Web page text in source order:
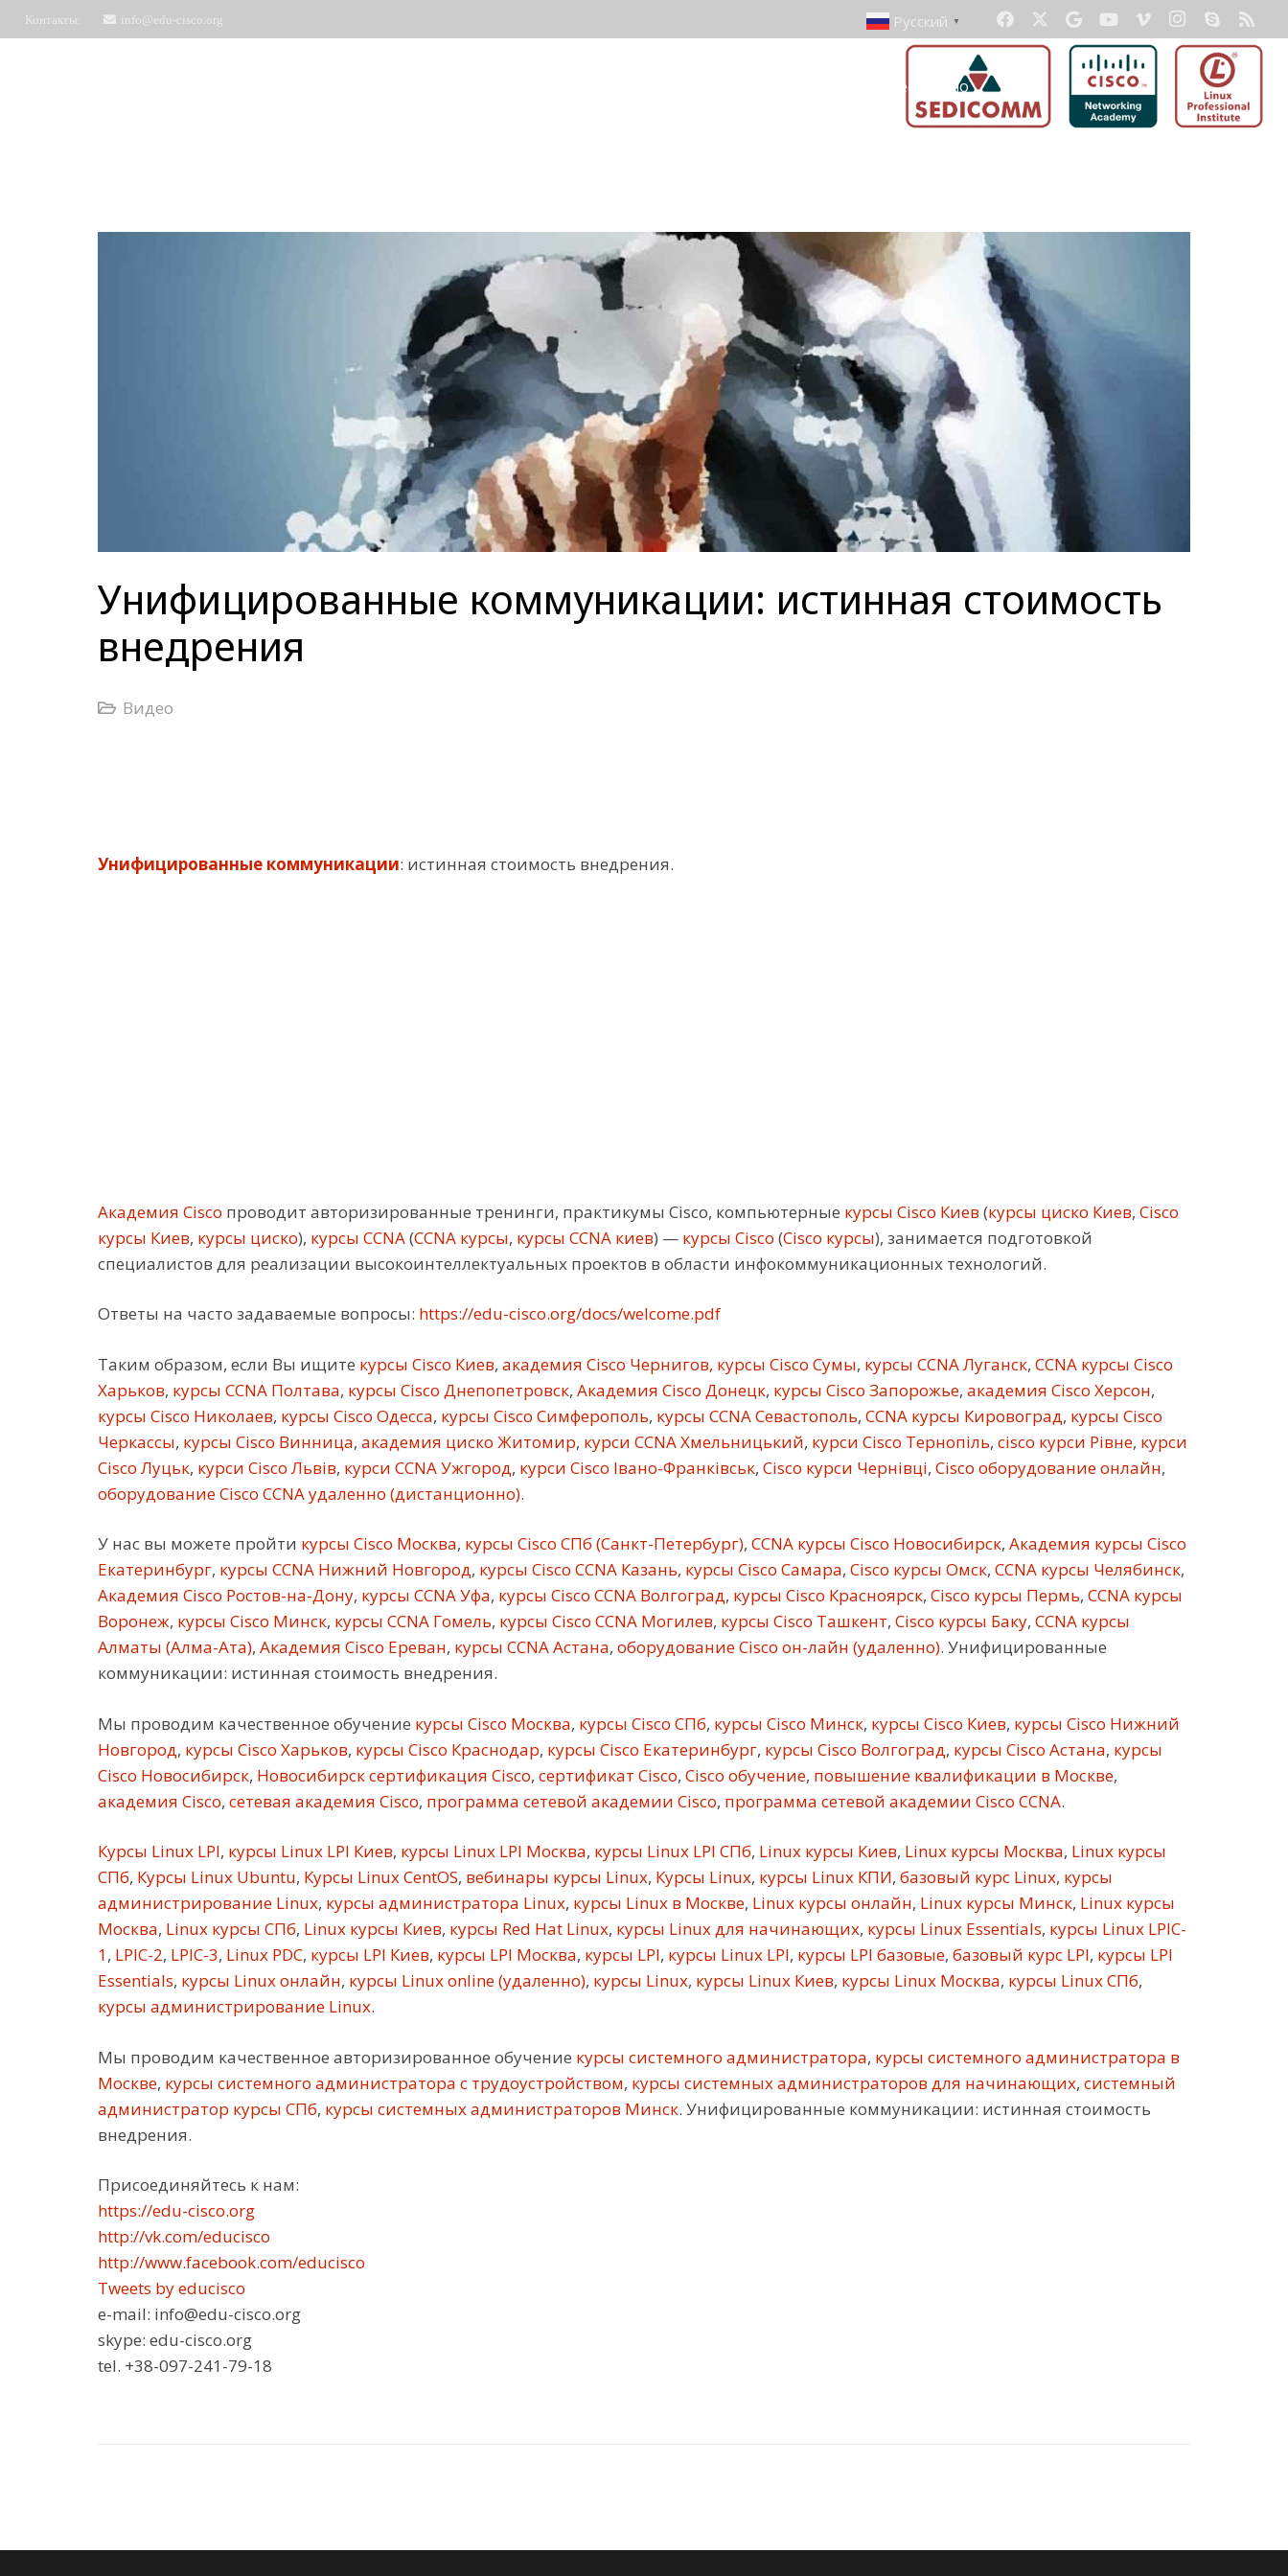
Контакты: info@edu-cisco.org Русский ▼
Попробовать бесплатно
Унифицированные коммуникации: истинная стоимость
внедрения
Видео
Унифицированные коммуникации: истинная стоимость внедрения.
Академия Cisco проводит авторизированные тренинги, практикумы Cisco, компьютерные курсы Cisco Киев (курсы циско Киев, Cisco
курсы Киев, курсы циско), курсы CCNA(CCNA курсы, курсы CCNA киев) — курсы Cisco (Cisco курсы), занимается подготовкой
специалистов для реализации высокоинтеллектуальных проектов в области инфокоммуникационных технологий.
Ответы на часто задаваемые вопросы: https://edu-cisco.org/docs/welcome.pdf
Таким образом, если Вы ищите курсы Cisco Киев, академия Cisco Чернигов, курсы Cisco Сумы, курсы CCNA Луганск, CCNA курсы Cisco
Харьков, курсы CCNA Полтава, курсы Cisco Днепопетровск, Академия Cisco Донецк, курсы Cisco Запорожье, академия Cisco Херсон,
курсы Cisco Николаев, курсы Cisco Одесса, курсы Cisco Симферополь, курсы CCNA Севастополь, CCNA курсы Кировоград, курсы Cisco
Черкассы, курсы Cisco Винница, академия циско Житомир, курси CCNA Хмельницький, курси Cisco Тернопіль, cisco курси Рівне, курси
Cisco Луцьк, курси Cisco Львів, курси CCNA Ужгород, курси Cisco Івано-Франківськ, Cisco курси Чернівці, Cisco оборудование онлайн,
оборудование Cisco CCNA удаленно (дистанционно).
У нас вы можете пройти курсы Cisco Москва, курсы Cisco СПб (Санкт-Петербург), CCNA курсы Cisco Новосибирск, Академия курсы Cisco
Екатеринбург, курсы CCNA Нижний Новгород, курсы Cisco CCNA Казань, курсы Cisco Самара, Cisco курсы Омск, CCNA курсы Челябинск,
Академия Cisco Ростов-на-Дону, курсы CCNA Уфа, курсы Cisco CCNA Волгоград, курсы Cisco Красноярск, Cisco курсы Пермь, CCNA курсы
Воронеж, курсы Cisco Минск, курсы CCNA Гомель, курсы Cisco CCNA Могилев, курсы Cisco Ташкент, Cisco курсы Баку, CCNA курсы
Алматы (Алма-Ата), Академия Cisco Ереван, курсы CCNA Астана, оборудование Cisco он-лайн (удаленно). Унифицированные
коммуникации: истинная стоимость внедрения.
Мы проводим качественное обучение курсы Cisco Москва, курсы Cisco СПб, курсы Cisco Минск, курсы Cisco Киев, курсы Cisco Нижний
Новгород, курсы Cisco Харьков, курсы Cisco Краснодар, курсы Cisco Екатеринбург, курсы Cisco Волгоград, курсы Cisco Астана, курсы
Cisco Новосибирск, Новосибирск сертификация Cisco, сертификат Cisco, Cisco обучение, повышение квалификации в Москве,
академия Cisco, сетевая академия Cisco, программа сетевой академии Cisco, программа сетевой академии Cisco CCNA.
Курсы Linux LPI, курсы Linux LPI Киев, курсы Linux LPI Москва, курсы Linux LPI СПб, Linux курсы Киев, Linux курсы Москва, Linux курсы
СПб, Курсы Linux Ubuntu, Курсы Linux CentOS, вебинары курсы Linux, Курсы Linux, курсы Linux КПИ, базовый курс Linux, курсы
администрирование Linux, курсы администратора Linux, курсы Linux в Москве, Linux курсы онлайн, Linux курсы Минск, Linux курсы
Москва, Linux курсы СПб, Linux курсы Киев, курсы Red Hat Linux, курсы Linux для начинающих, курсы Linux Essentials, курсы Linux LPIC-
1, LPIC-2, LPIC-3, Linux PDC, курсы LPI Киев, курсы LPI Москва, курсы LPI, курсы Linux LPI, курсы LPI базовые, базовый курс LPI, курсы LPI
Essentials, курсы Linux онлайн, курсы Linux online (удаленно), курсы Linux, курсы Linux Киев, курсы Linux Москва, курсы Linux СПб,
курсы администрирование Linux.
Мы проводим качественное авторизированное обучение курсы системного администратора, курсы системного администратора в
Москве, курсы системного администратора с трудоустройством, курсы системных администраторов для начинающих, системный
администратор курсы СПб, курсы системных администраторов Минск. Унифицированные коммуникации: истинная стоимость
внедрения.
Присоединяйтесь к нам:
https://edu-cisco.org
http://vk.com/educisco
http://www.facebook.com/educisco
Tweets by educisco
e-mail: info@edu-cisco.org
skype: edu-cisco.org
tel. +38-097-241-79-18